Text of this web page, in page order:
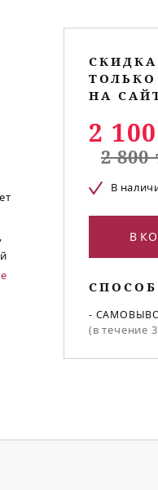
НА
2
2 800
В
В
-
(в течение